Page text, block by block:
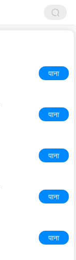
पाना
पाना
पाना
पाना
पाना